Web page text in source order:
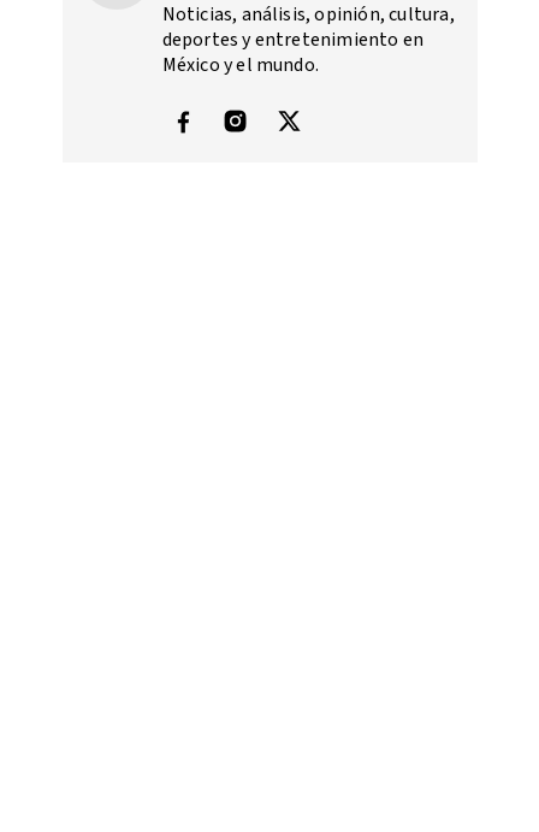
Noticias, análisis, opinión, cultura,
deportes y entretenimiento en
México y el mundo.